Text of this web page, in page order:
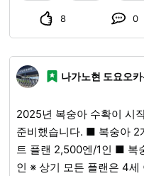
8 0
나가노현 도요오
2025년 복숭아 수확이 시작되었습니다!
준비했습니다. ■ 복숭아 2
트 플랜 2,500엔/1인 ■ 복
인 ※ 상기 모든 플랜은 4